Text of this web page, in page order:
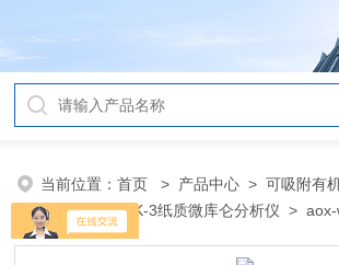
当前位置：首页 > 产品中心 >可吸附有
仪
>AOX-WK-3纸质微库仑分析仪 > aox-
微库仑法水质有机卤素检测仪器